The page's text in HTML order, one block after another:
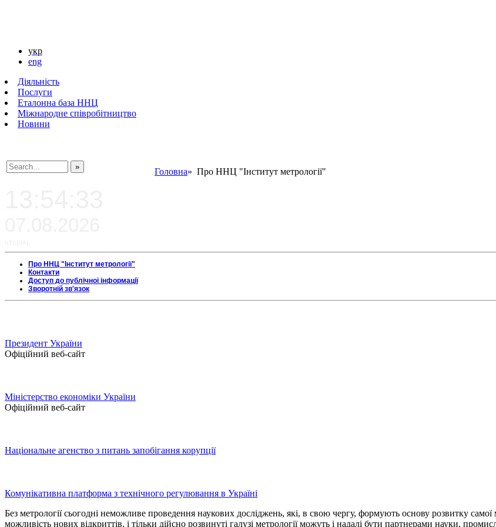
укр
eng
Діяльність
Послуги
Еталонна база ННЦ
Міжнародне співробітництво
Новини
Головна» Про ННЦ "Інститут метрології"
Про ННЦ "Інститут метрології"
Контакти
Доступ до публічної інформації
Зворотній зв'язок
Президент України
Офіційний веб-сайт
Міністерство економіки України
Офіційний веб-сайт
Національне агенство з питань запобігання корупції
Комунікативна платформа з технічного регулювання в Україні
Без метрології сьогодні неможливе проведення наукових досліджень, які, в свою чергу, формують основу розвитку
можливість нових відкриттів, і тільки дійсно розвинуті галузі метрології можуть і надалі бути партнерами науки,